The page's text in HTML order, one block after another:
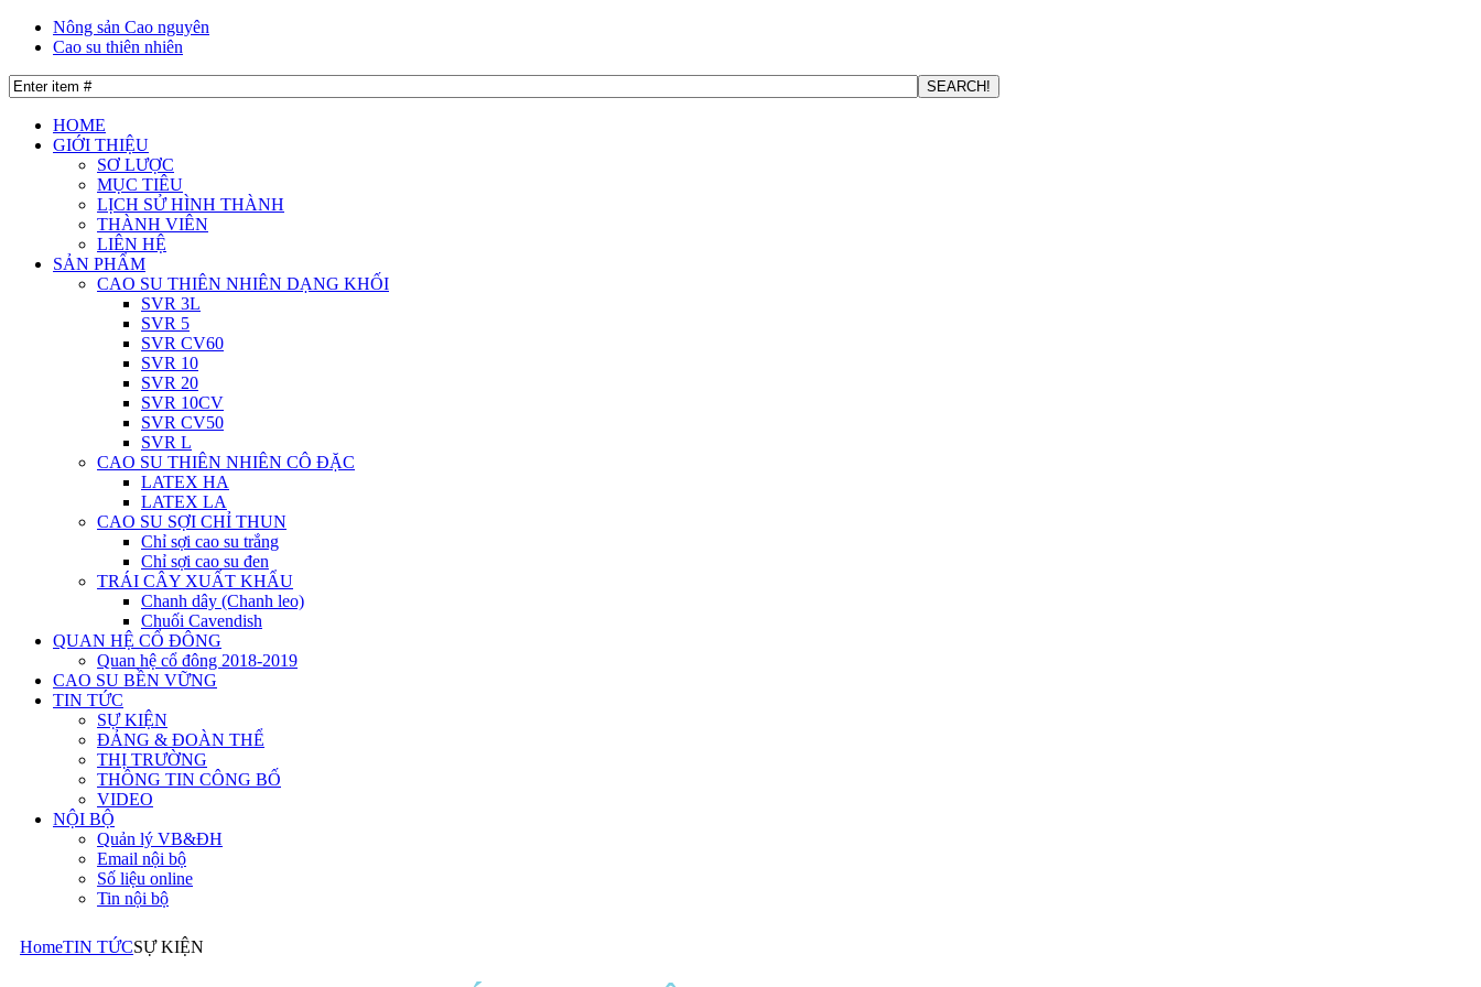
Nông sản Cao nguyên
Cao su thiên nhiên
HOME
GIỚI THIỆU
SƠ LƯỢC
MỤC TIÊU
LỊCH SỬ HÌNH THÀNH
THÀNH VIÊN
LIÊN HỆ
SẢN PHẨM
CAO SU THIÊN NHIÊN DẠNG KHỐI
SVR 3L
SVR 5
SVR CV60
SVR 10
SVR 20
SVR 10CV
SVR CV50
SVR L
CAO SU THIÊN NHIÊN CÔ ĐẶC
LATEX HA
LATEX LA
CAO SU SỢI CHỈ THUN
Chỉ sợi cao su trắng
Chỉ sợi cao su đen
TRÁI CÂY XUẤT KHẨU
Chanh dây (Chanh leo)
Chuối Cavendish
QUAN HỆ CỔ ĐÔNG
Quan hệ cổ đông 2018-2019
CAO SU BỀN VỮNG
TIN TỨC
SỰ KIỆN
ĐẢNG & ĐOÀN THỂ
THỊ TRƯỜNG
THÔNG TIN CÔNG BỐ
VIDEO
NỘI BỘ
Quản lý VB&ĐH
Email nội bộ
Số liệu online
Tin nội bộ
HomeTIN TỨCSỰ KIỆN